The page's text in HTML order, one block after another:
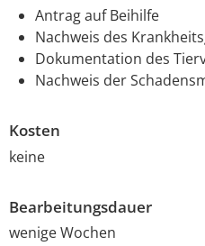
Antrag auf Beihilfe
Nachweis des
Dokumentation des
Nachweis der
Kosten
keine
Bearbeitungsdauer
wenige Wochen